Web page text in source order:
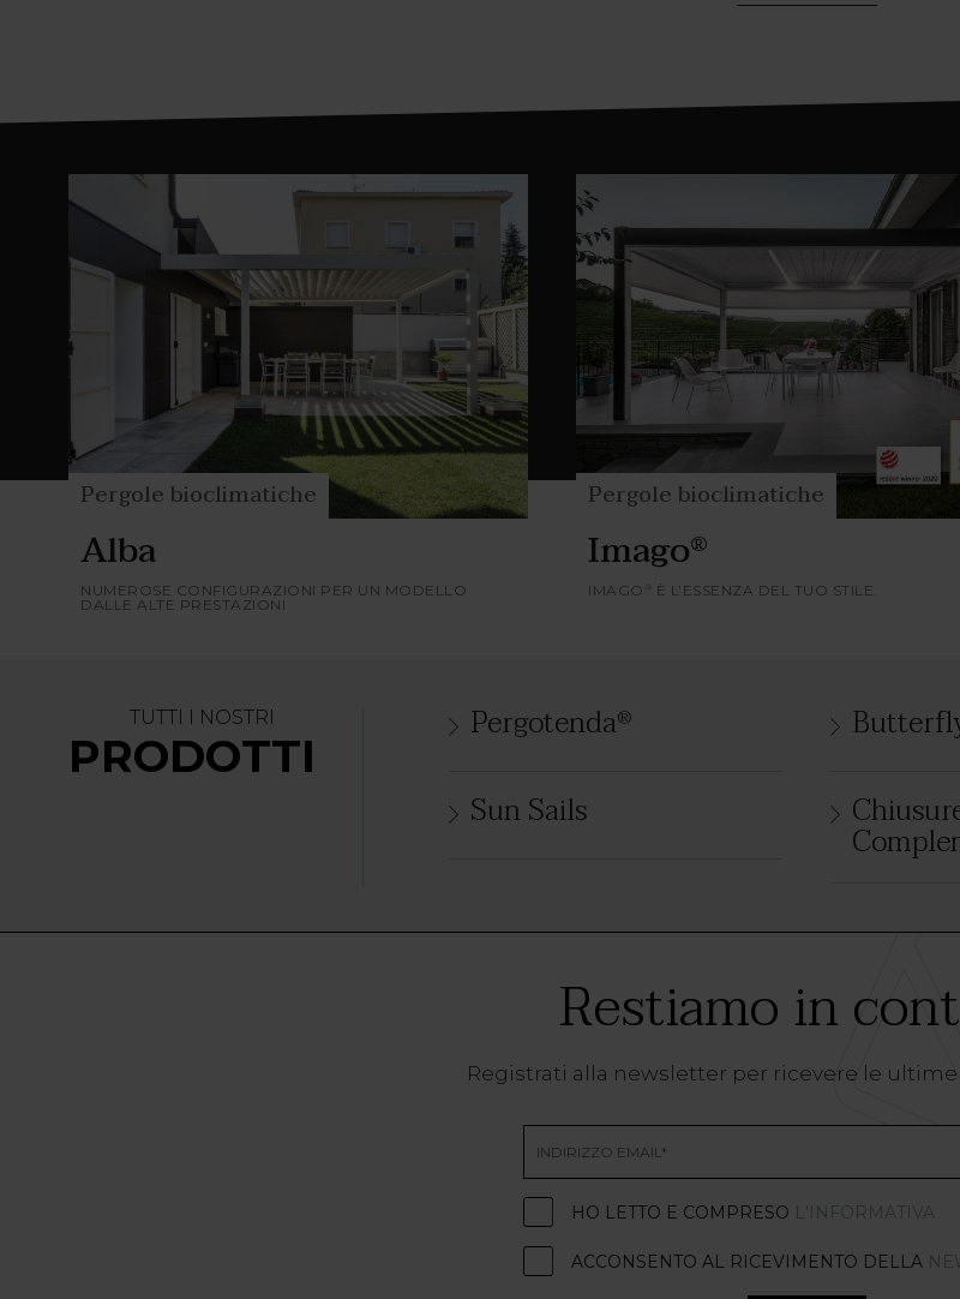
Pergole bioclimatiche
Alba
NUMEROSE CONFIGURAZIONI PER UN MODELLO
DALLE ALTE PRESTAZIONI
Pergole bioclimatiche
Imago®
IMAGO È L’ESSENZA DEL TUO STILE.
TUTTI I NOSTRI
PRODOTTI
Pergotenda®
Sun Sails
Restiamo in
Registrati alla newsletter per ricevere le
HO LETTO E COMPRESO L'INFORMATIVA
ACCONSENTO AL RICEVIMENTO DELLA